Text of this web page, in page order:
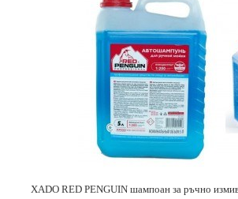
XADO RED PENGUIN шампоан за ръчно